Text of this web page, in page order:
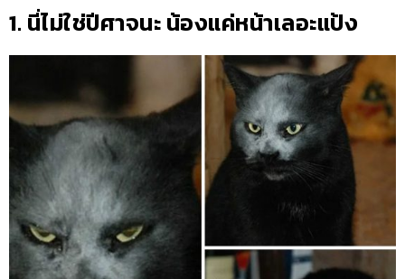
1. นี่ไม่ใช่ปีศาจนะ น้องแค่หน้าเลอะแป้ง